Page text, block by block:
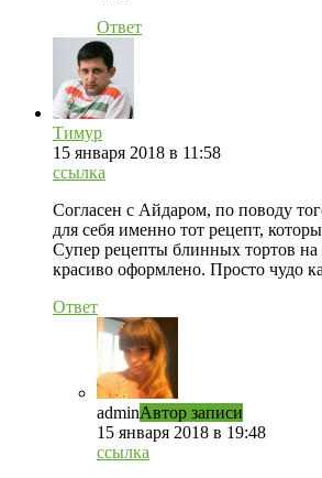
Ответ
Тимур
15 января 2018 в 11:58
ссылка
Согласен с Айдаром, по поводу
для себя именно тот рецепт,
Супер рецепты блинных тортов
красиво оформлено. Просто чудо
Ответ
adminАвтор записи
15 января 2018 в 19:48
ссылка